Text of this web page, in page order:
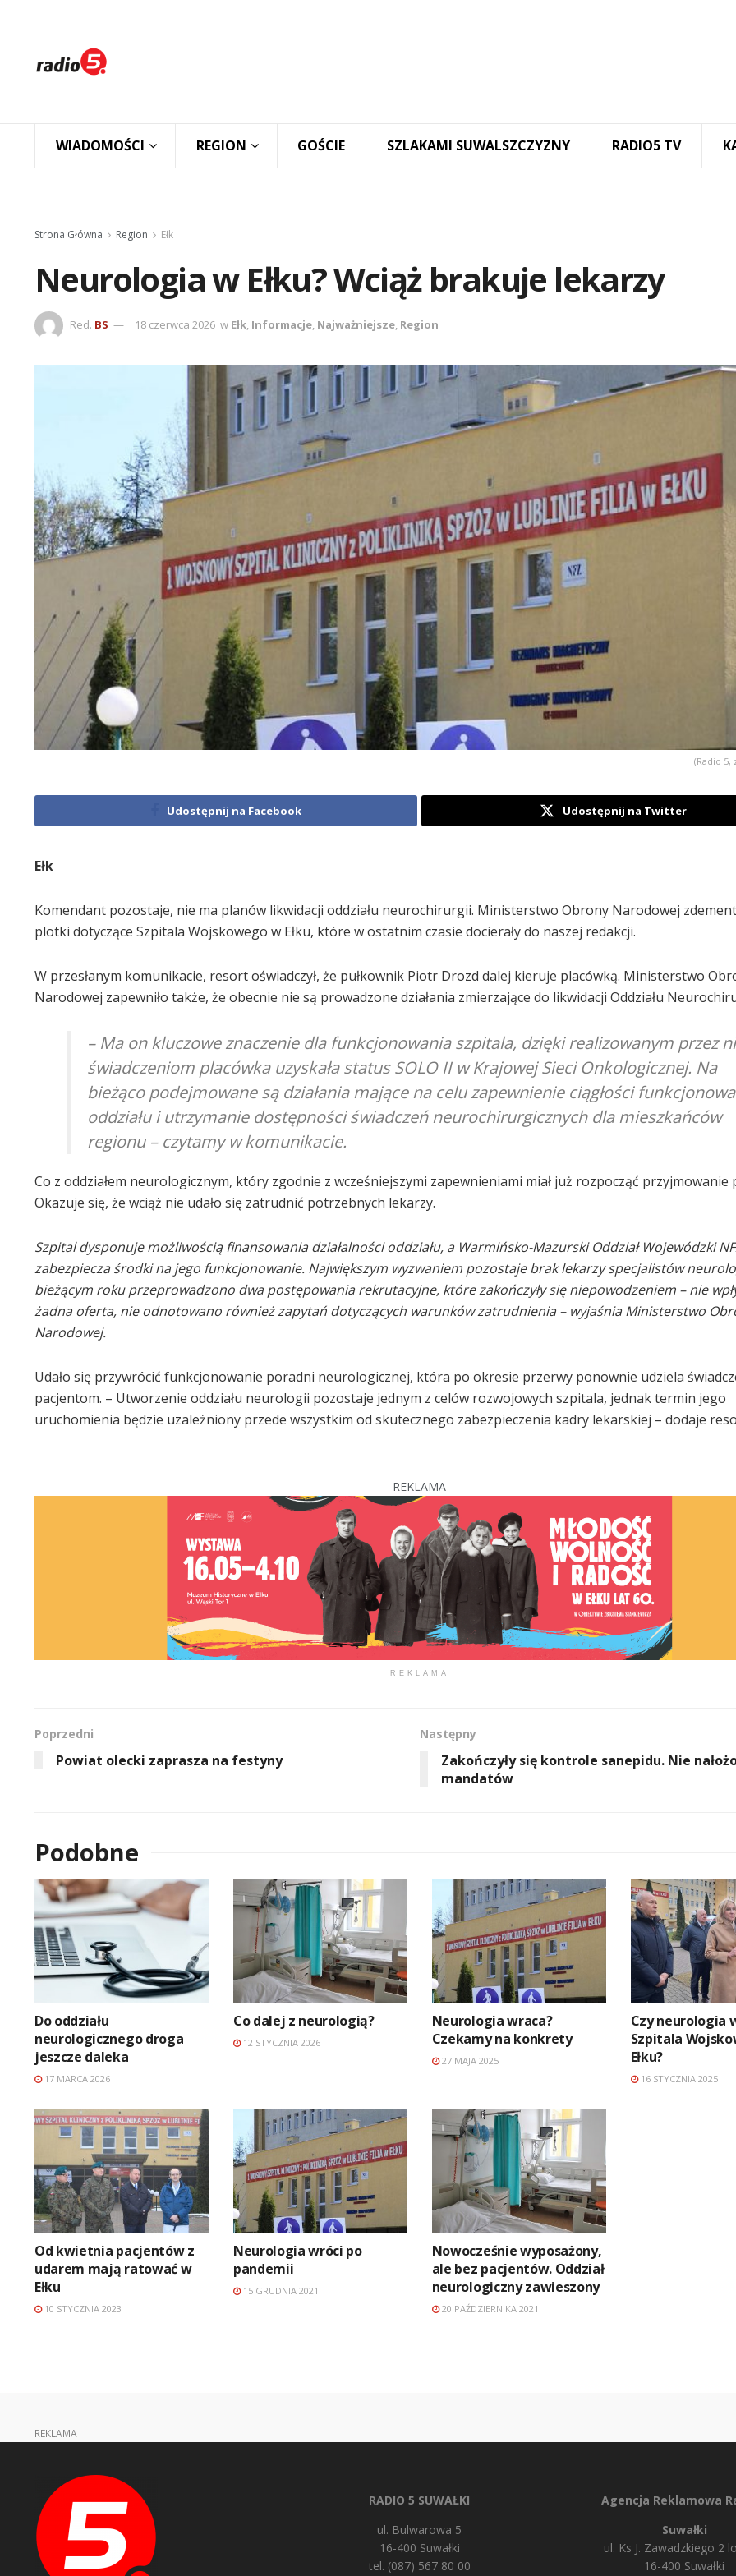
WIADOMOŚCI REGION GOŚCIE SZLAKAMI SUWALSZCZYZNY RADIO5 TV
Strona Główna Region Ełk
Neurologia w Ełku? Wciąż brakuje lekarzy
Red. BS 18 czerwca 2026 w Ełk, Informacje, Najważniejsze, Region
(Radio 5,
Udostępnij na Facebook Udostępnij na Twitter
Ełk
Komendant pozostaje, nie ma planów likwidacji oddziału neurochirurgii. Ministerstwo Obrony Narodowej
plotki dotyczące Szpitala Wojskowego w Ełku, które w ostatnim czasie docierały do naszej redakcji.
W przesłanym komunikacie, resort oświadczył, że pułkownik Piotr Drozd dalej kieruje placówką. Ministerstwo
Narodowej zapewniło także, że obecnie nie są prowadzone działania zmierzające do likwidacji Oddziału
– Ma on kluczowe znaczenie dla funkcjonowania szpitala, dzięki realizowanym przez
świadczeniom placówka uzyskała status SOLO II w Krajowej Sieci Onkologicznej. Na
bieżąco podejmowane są działania mające na celu zapewnienie ciągłości
oddziału i utrzymanie dostępności świadczeń neurochirurgicznych dla mieszkańców
regionu – czytamy w komunikacie.
Co z oddziałem neurologicznym, który zgodnie z wcześniejszymi zapewnieniami miał już rozpocząć przyjmowanie
Okazuje się, że wciąż nie udało się zatrudnić potrzebnych lekarzy.
Szpital dysponuje możliwością finansowania działalności oddziału, a Warmińsko-Mazurski Oddział Wojewódzki
zabezpiecza środki na jego funkcjonowanie. Największym wyzwaniem pozostaje brak lekarzy specjalistów
bieżącym roku przeprowadzono dwa postępowania rekrutacyjne, które zakończyły się niepowodzeniem – nie
żadna oferta, nie odnotowano również zapytań dotyczących warunków zatrudnienia – wyjaśnia Ministerstwo
Narodowej.
Udało się przywrócić funkcjonowanie poradni neurologicznej, która po okresie przerwy ponownie udziela
pacjentom. – Utworzenie oddziału neurologii pozostaje jednym z celów rozwojowych szpitala, jednak termin jego
uruchomienia będzie uzależniony przede wszystkim od skutecznego zabezpieczenia kadry lekarskiej – dodaje
REKLAMA
REKLAMA
Poprzedni
Powiat olecki zaprasza na festyny
Następny
Zakończyły się kontrole sanepidu. Nie
mandatów
Podobne
Do oddziału
neurologicznego droga
jeszcze daleka
17 MARCA 2026
Co dalej z neurologią?
12 STYCZNIA 2026
Neurologia wraca?
Czekamy na konkrety
27 MAJA 2025
Czy neurologia
Szpitala
Ełku?
16 STYCZNIA 2025
Od kwietnia pacjentów z
udarem mają ratować w
Ełku
10 STYCZNIA 2023
Neurologia wróci po
pandemii
15 GRUDNIA 2021
Nowocześnie wyposażony,
ale bez pacjentów. Oddział
neurologiczny zawieszony
20 PAŹDZIERNIKA 2021
REKLAMA
RADIO 5 SUWAŁKI
ul. Bulwarowa 5
16-400 Suwałki
tel. (087) 567 80 00
Agencja Reklamowa
Suwałki
ul. Ks J. Zawadzkiego 2
16-400 Suwałki